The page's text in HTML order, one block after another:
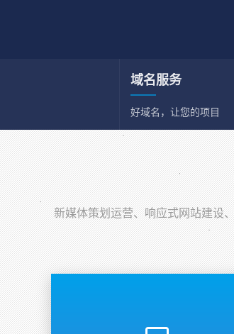
域名服务
好域名，让您的项目
和事业事半功倍
新媒体策划运营
新媒体综合策划运营
新媒体策划运营、响应式网站建设